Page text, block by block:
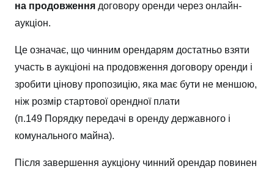
на продовження договору оренди через онлайн-
аукціон.
Це означає, що чинним орендарям достатньо взяти
участь в аукціоні на продовження договору оренди і
зробити цінову пропозицію, яка має бути не меншою,
ніж розмір стартової орендної плати
(п.149 Порядку передачі в оренду державного і
комунального майна).
Після завершення аукціону чинний орендар повинен